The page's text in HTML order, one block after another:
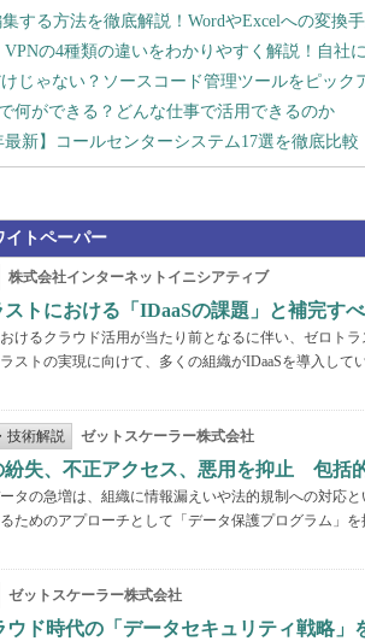
する方法を徹底解説！WordやExcelへの変換
VPNの4種類の違いをわかりやすく解説！自社
じゃない？ソースコード管理ツールをピック
何ができる？どんな仕事で活用できるのか
最新】コールセンターシステム17選を徹底比
イトペーパー
株式会社インターネットイニシアティブ
トにおける「IDaaSの課題」と補完す
けるクラウド活用が当たり前となるに伴い、ゼロト
ストの実現に向けて、多くの組織がIDaaSを導入し
技術解説 ゼットスケーラー株式会社
紛失、不正アクセス、悪用を抑止 包括
タの急増は、組織に情報漏えいや法的規制への対応
ためのアプローチとして「データ保護プログラム」
ゼットスケーラー株式会社
ド時代の「データセキュリティ戦略」